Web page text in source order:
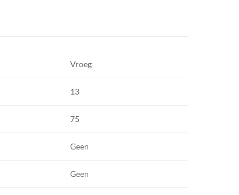
Vroeg
13
75
Geen
Geen